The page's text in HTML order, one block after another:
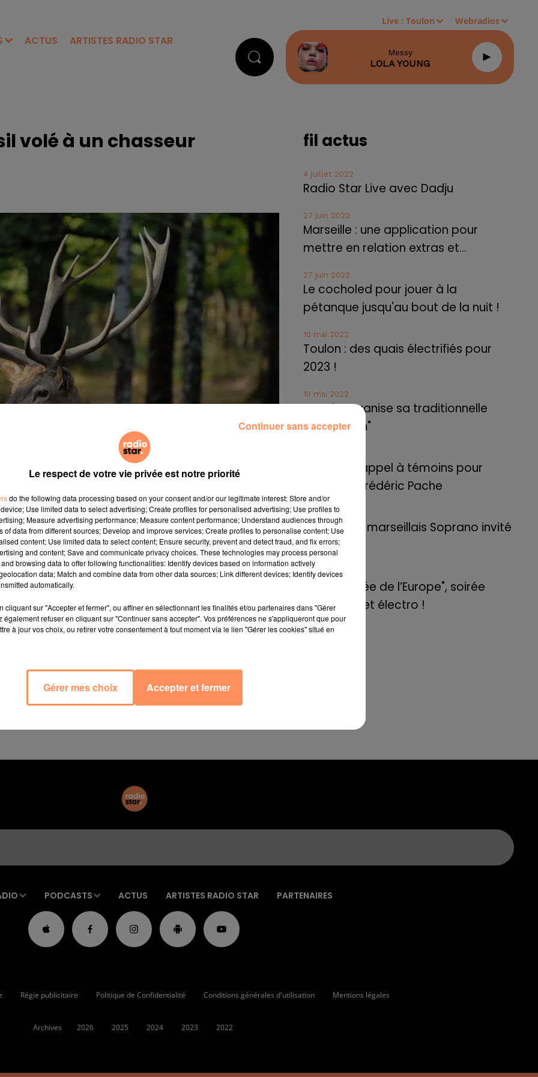
ACTUS ARTISTES RADIO STAR
Live :Toulon Webradios
Messy
LOLA YOUNG
volé à un chasseur
un fusil "heureusement déchargé" et volé à un chasseur
un fusil coincé dans ses bois lors d'une chasse près
s'est précipité sur le chasseur, passant devant lui et
police régionale sur son site internet.
a glissé sur les bois du cerf et a disparu avec l'animal",
avec le fusil toujours coincé dans ses bois à environ un
effectuées par les chasseurs dans la forêt n'ont pour
fil actus
4 juillet 2022
Radio Star Live avec Dadju
27 juin 2022
Marseille : une application pour
mettre en relation extras et...
27 juin 2022
Le cocholed pour jouer à la
pétanque jusqu'au bout de la nuit !
10 mai 2022
Toulon : des quais électrifiés pour
2023 !
10 mai 2022
Cassis organise sa traditionnelle
"Fête du vin"
Marseille : appel à témoins pour
retrouver Frédéric Pache
8 mai 2022
Le rappeur marseillais Soprano invité
de E=M6
8 mai 2022
Aix : "Journée de l’Europe", soirée
danse et set électro !
PODCASTS ACTUS ARTISTES RADIO STAR PARTENAIRES
Régie publicitaire Politique de Confidentialité Conditions générales d'utilisation Mentions légales
Archives 2026 2025 2024 2023 2022
Le respect de votre vie privée est notre priorité
do the following data processing based on your consent and/or our legitimate interest: Store and/or
Use limited data to select advertising; Create profiles for personalised advertising; Use profiles to
Measure advertising performance; Measure content performance; Understand audiences through
of data from different sources; Develop and improve services; Create profiles to personalise content; Use
content; Use limited data to select content; Ensure security, prevent and detect fraud, and fix errors;
and content; Save and communicate privacy choices. These technologies may process personal
browsing data to offer following functionalities: Identify devices based on information actively
data; Match and combine data from other data sources; Link different devices; Identify devices
automatically.
cliquant sur "Accepter et fermer", ou affiner en sélectionnant les finalités et/ou partenaires dans "Gérer
également refuser en cliquant sur "Continuer sans accepter". Vos préférences ne s'appliqueront que pour
à jour vos choix, ou retirer votre consentement à tout moment via le lien "Gérer les cookies" situé en
Gérer mes choix Accepter et fermer
Continuer sans accepter